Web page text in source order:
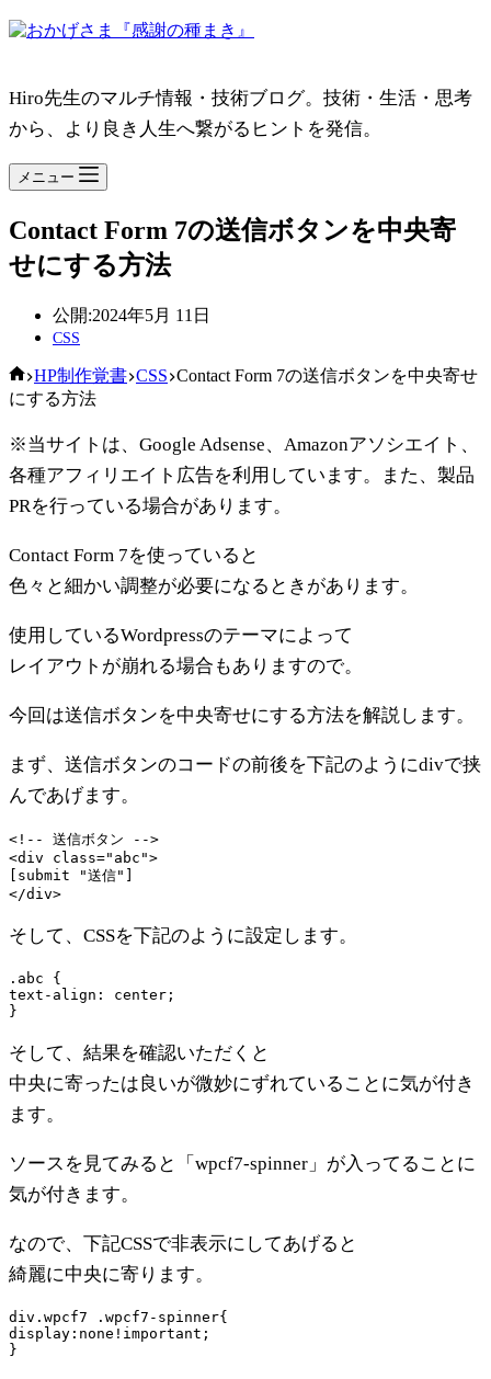
Hiro先生のマルチ情報・技術ブログ。技術・生活・思考
から、より良き人生へ繋がるヒントを発信。
メニュー
Contact Form 7の送信ボタンを中央寄
せにする方法
公開:2024年5月 11日
CSS
ホ
ー
HP制作覚書 CSS Contact Form 7の送信ボタンを中央寄せ
にする方法
※当サイトは、Google Adsense、Amazonアソシエイト、
各種アフィリエイト広告を利用しています。また、製品
PRを行っている場合があります。
Contact Form 7を使っていると
色々と細かい調整が必要になるときがあります。
使用しているWordpressのテーマによって
レイアウトが崩れる場合もありますので。
今回は送信ボタンを中央寄せにする方法を解説します。
まず、送信ボタンのコードの前後を下記のようにdivで挟
んであげます。
<!-- 送信ボタン -->
<div class="abc">
[submit "送信"]
そして、CSSを下記のように設定します。
.abc {
text-align: center;
そして、結果を確認いただくと
中央に寄ったは良いが微妙にずれていることに気が付き
ます。
ソースを見てみると「wpcf7-spinner」が入ってることに
気が付きます。
なので、下記CSSで非表示にしてあげると
綺麗に中央に寄ります。
div.wpcf7 .wpcf7-spinner{
display:none!important;